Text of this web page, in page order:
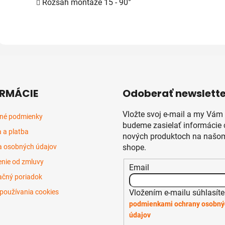
Rozsah montáže 15 - 90°
podmienky
a platba
osobných údajov
od zmluvy
poriadok
cookies
Odoberať
Vložte svoj e-mail a my Vám
budeme zasielať informácie
nových produktoch na
shope.
Email
Vložením e-mailu
podmienkami ochrany
údajov